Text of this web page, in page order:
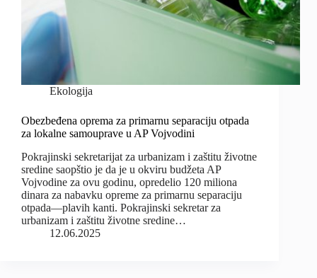
Ekologija
Obezbeđena oprema za primarnu separaciju otpada
za lokalne samouprave u AP Vojvodini
Pokrajinski sekretarijat za urbanizam i zaštitu životne
sredine saopštio je da je u okviru budžeta AP
Vojvodine za ovu godinu, opredelio 120 miliona
dinara za nabavku opreme za primarnu separaciju
otpada—plavih kanti. Pokrajinski sekretar za
urbanizam i zaštitu životne sredine…
12.06.2025